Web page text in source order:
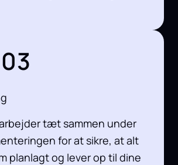
tæt sammen under
for at sikre, at alt
planlagt og lever op til dine